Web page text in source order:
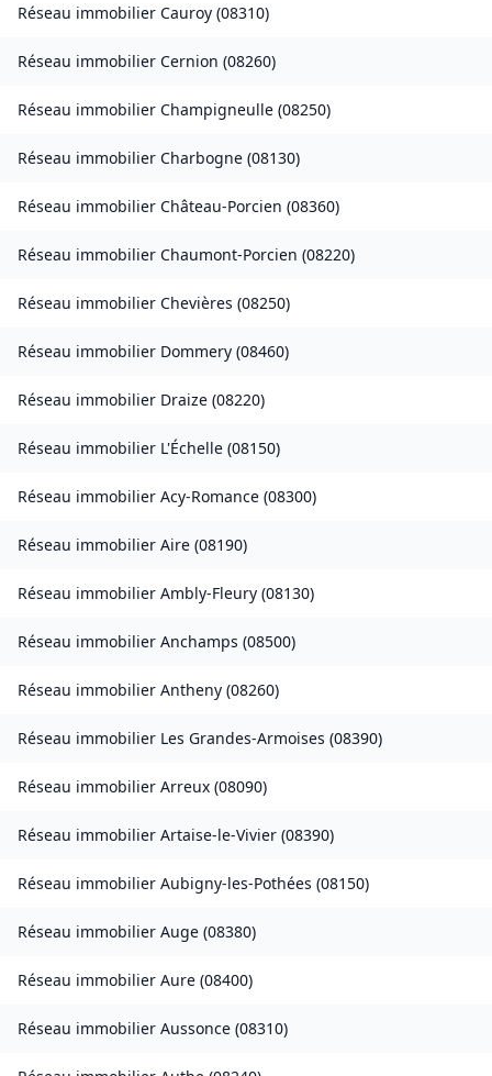
Réseau immobilier Cauroy (08310)
Réseau immobilier Cernion (08260)
Réseau immobilier Champigneulle (08250)
Réseau immobilier Charbogne (08130)
Réseau immobilier Château-Porcien (08360)
Réseau immobilier Chaumont-Porcien (08220)
Réseau immobilier Chevières (08250)
Réseau immobilier Dommery (08460)
Réseau immobilier Draize (08220)
Réseau immobilier L'Échelle (08150)
Réseau immobilier Acy-Romance (08300)
Réseau immobilier Aire (08190)
Réseau immobilier Ambly-Fleury (08130)
Réseau immobilier Anchamps (08500)
Réseau immobilier Antheny (08260)
Réseau immobilier Les Grandes-Armoises (08390)
Réseau immobilier Arreux (08090)
Réseau immobilier Artaise-le-Vivier (08390)
Réseau immobilier Aubigny-les-Pothées (08150)
Réseau immobilier Auge (08380)
Réseau immobilier Aure (08400)
Réseau immobilier Aussonce (08310)